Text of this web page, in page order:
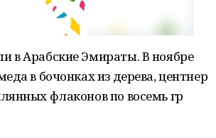
в Арабские Эмираты. В ноябре
в бочонках из дерева, центнер
флаконов по восемь гр